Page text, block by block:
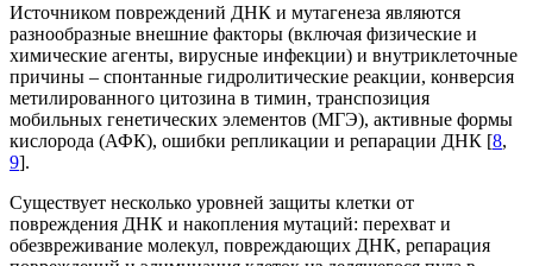
Источником повреждений ДНК и мутагенеза являются
разнообразные внешние факторы (включая физические и
химические агенты, вирусные инфекции) и внутриклеточные
причины – спонтанные гидролитические реакции, конверсия
метилированного цитозина в тимин, транспозиция
мобильных генетических элементов (МГЭ), активные формы
кислорода (АФК), ошибки репликации и репарации ДНК [8,
9].
Существует несколько уровней защиты клетки от
повреждения ДНК и накопления мутаций: перехват и
обезвреживание молекул, повреждающих ДНК, репарация